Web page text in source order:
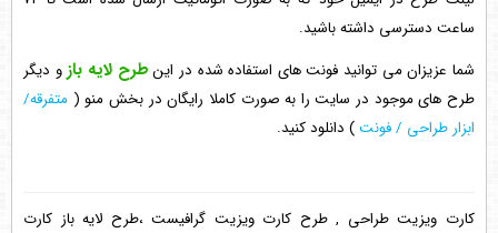
ساعت دسترسی داشته باشید.
شما عزیزان می توانید فونت های استفاده شده در اینطرح لایه بازو دیگر
طرح های موجود در سایت را به صورت کاملا رایگان در بخش منو ( متفرقه/
ابزار طراحی / فونت) دانلود کنید.
کارت ویزیت طراحی , طرح کارت ویزیت گرافیست ،طرح لایه باز کارت